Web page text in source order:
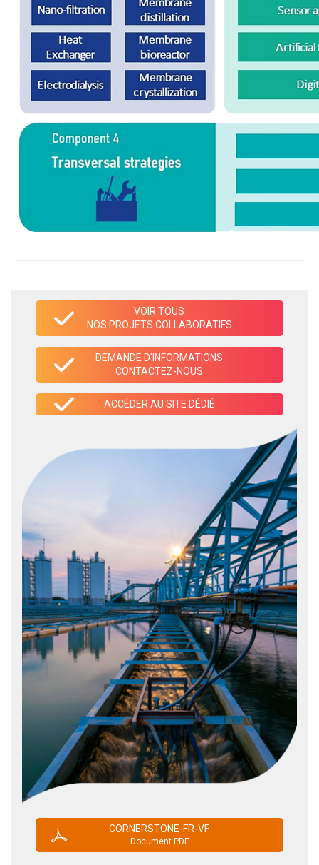
VOIR TOUS
NOS PROJETS COLLABORATIFS
DEMANDE D'INFORMATIONS
CONTACTEZ-NOUS
ACCÉDER AU SITE DÉDIÉ
CORNERSTONE-FR-VF
Document PDF